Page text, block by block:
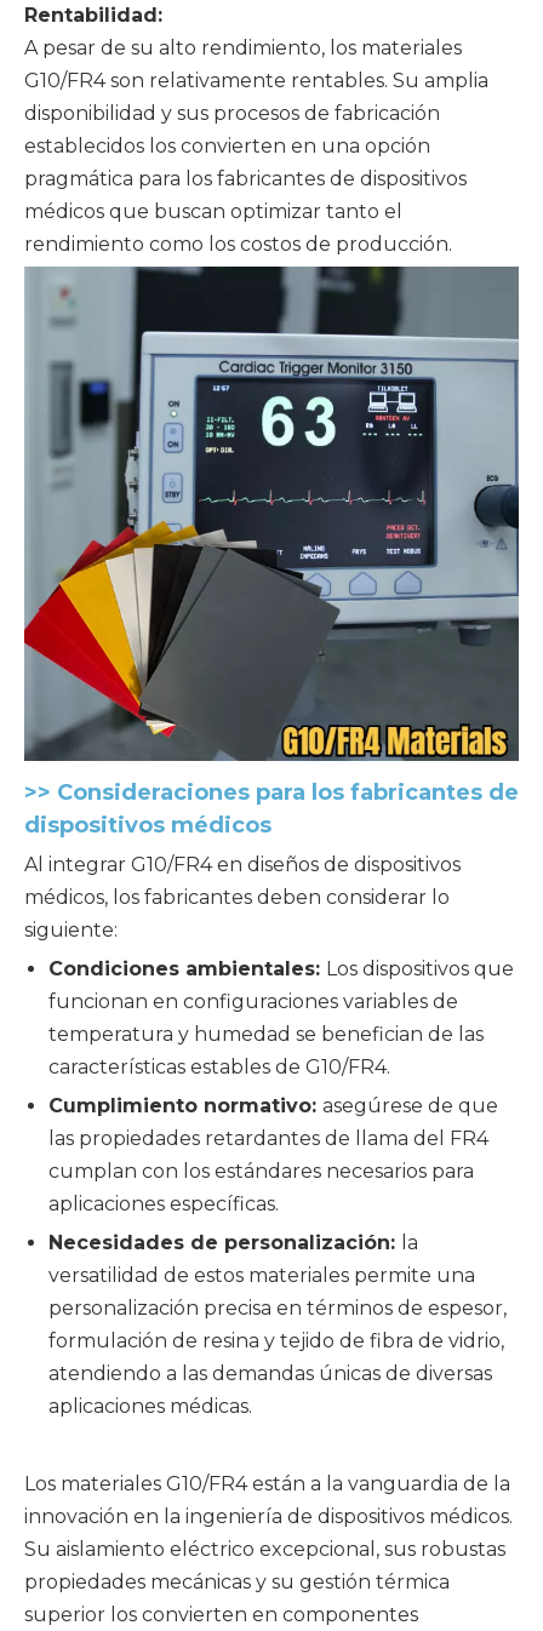
Rentabilidad:
A pesar de su alto rendimiento, los materiales
G10/FR4 son relativamente rentables. Su amplia
disponibilidad y sus procesos de fabricación
establecidos los convierten en una opción
pragmática para los fabricantes de dispositivos
médicos que buscan optimizar tanto el
rendimiento como los costos de producción.
>> Consideraciones para los fabricantes de
dispositivos médicos
Al integrar G10/FR4 en diseños de dispositivos
médicos, los fabricantes deben considerar lo
siguiente:
Condiciones ambientales: Los dispositivos que
funcionan en configuraciones variables de
temperatura y humedad se benefician de las
características estables de G10/FR4.
Cumplimiento normativo: asegúrese de que
las propiedades retardantes de llama del FR4
cumplan con los estándares necesarios para
aplicaciones específicas.
Necesidades de personalización: la
versatilidad de estos materiales permite una
personalización precisa en términos de espesor,
formulación de resina y tejido de fibra de vidrio,
atendiendo a las demandas únicas de diversas
aplicaciones médicas.
Los materiales G10/FR4 están a la vanguardia de la
innovación en la ingeniería de dispositivos médicos.
Su aislamiento eléctrico excepcional, sus robustas
propiedades mecánicas y su gestión térmica
superior los convierten en componentes